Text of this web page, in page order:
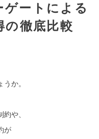
ートによる
の徹底比較
か。
や、
が